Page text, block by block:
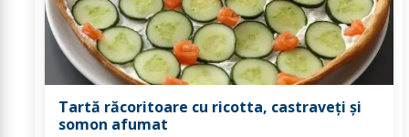
Tartă răcoritoare cu ricotta, castraveți și
somon afumat